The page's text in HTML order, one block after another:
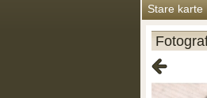
Stare karte